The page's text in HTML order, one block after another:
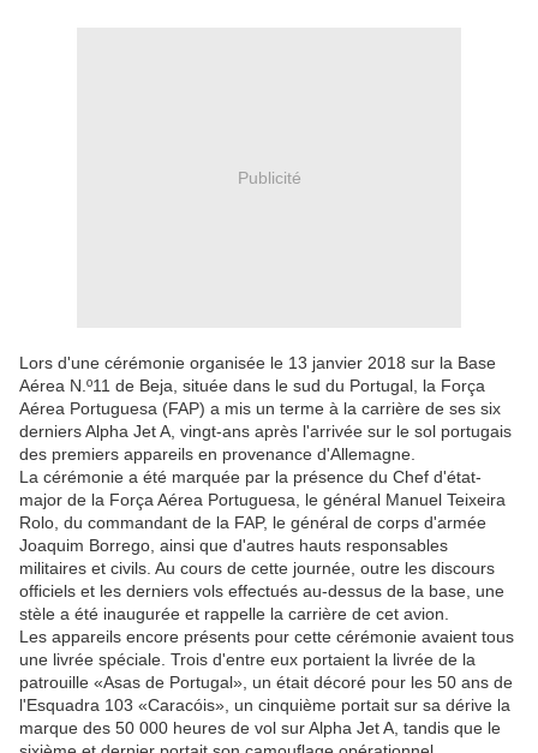
Publicité
Lors d'une cérémonie organisée le 13 janvier 2018 sur la Base
Aérea N.º11 de Beja, située dans le sud du Portugal, la Força
Aérea Portuguesa (FAP) a mis un terme à la carrière de ses six
derniers Alpha Jet A, vingt-ans après l'arrivée sur le sol portugais
des premiers appareils en provenance d'Allemagne.
La cérémonie a été marquée par la présence du Chef d'état-
major de la Força Aérea Portuguesa, le général Manuel Teixeira
Rolo, du commandant de la FAP, le général de corps d'armée
Joaquim Borrego, ainsi que d'autres hauts responsables
militaires et civils. Au cours de cette journée, outre les discours
officiels et les derniers vols effectués au-dessus de la base, une
stèle a été inaugurée et rappelle la carrière de cet avion.
Les appareils encore présents pour cette cérémonie avaient tous
une livrée spéciale. Trois d'entre eux portaient la livrée de la
patrouille «Asas de Portugal», un était décoré pour les 50 ans de
l'Esquadra 103 «Caracóis», un cinquième portait sur sa dérive la
marque des 50 000 heures de vol sur Alpha Jet A, tandis que le